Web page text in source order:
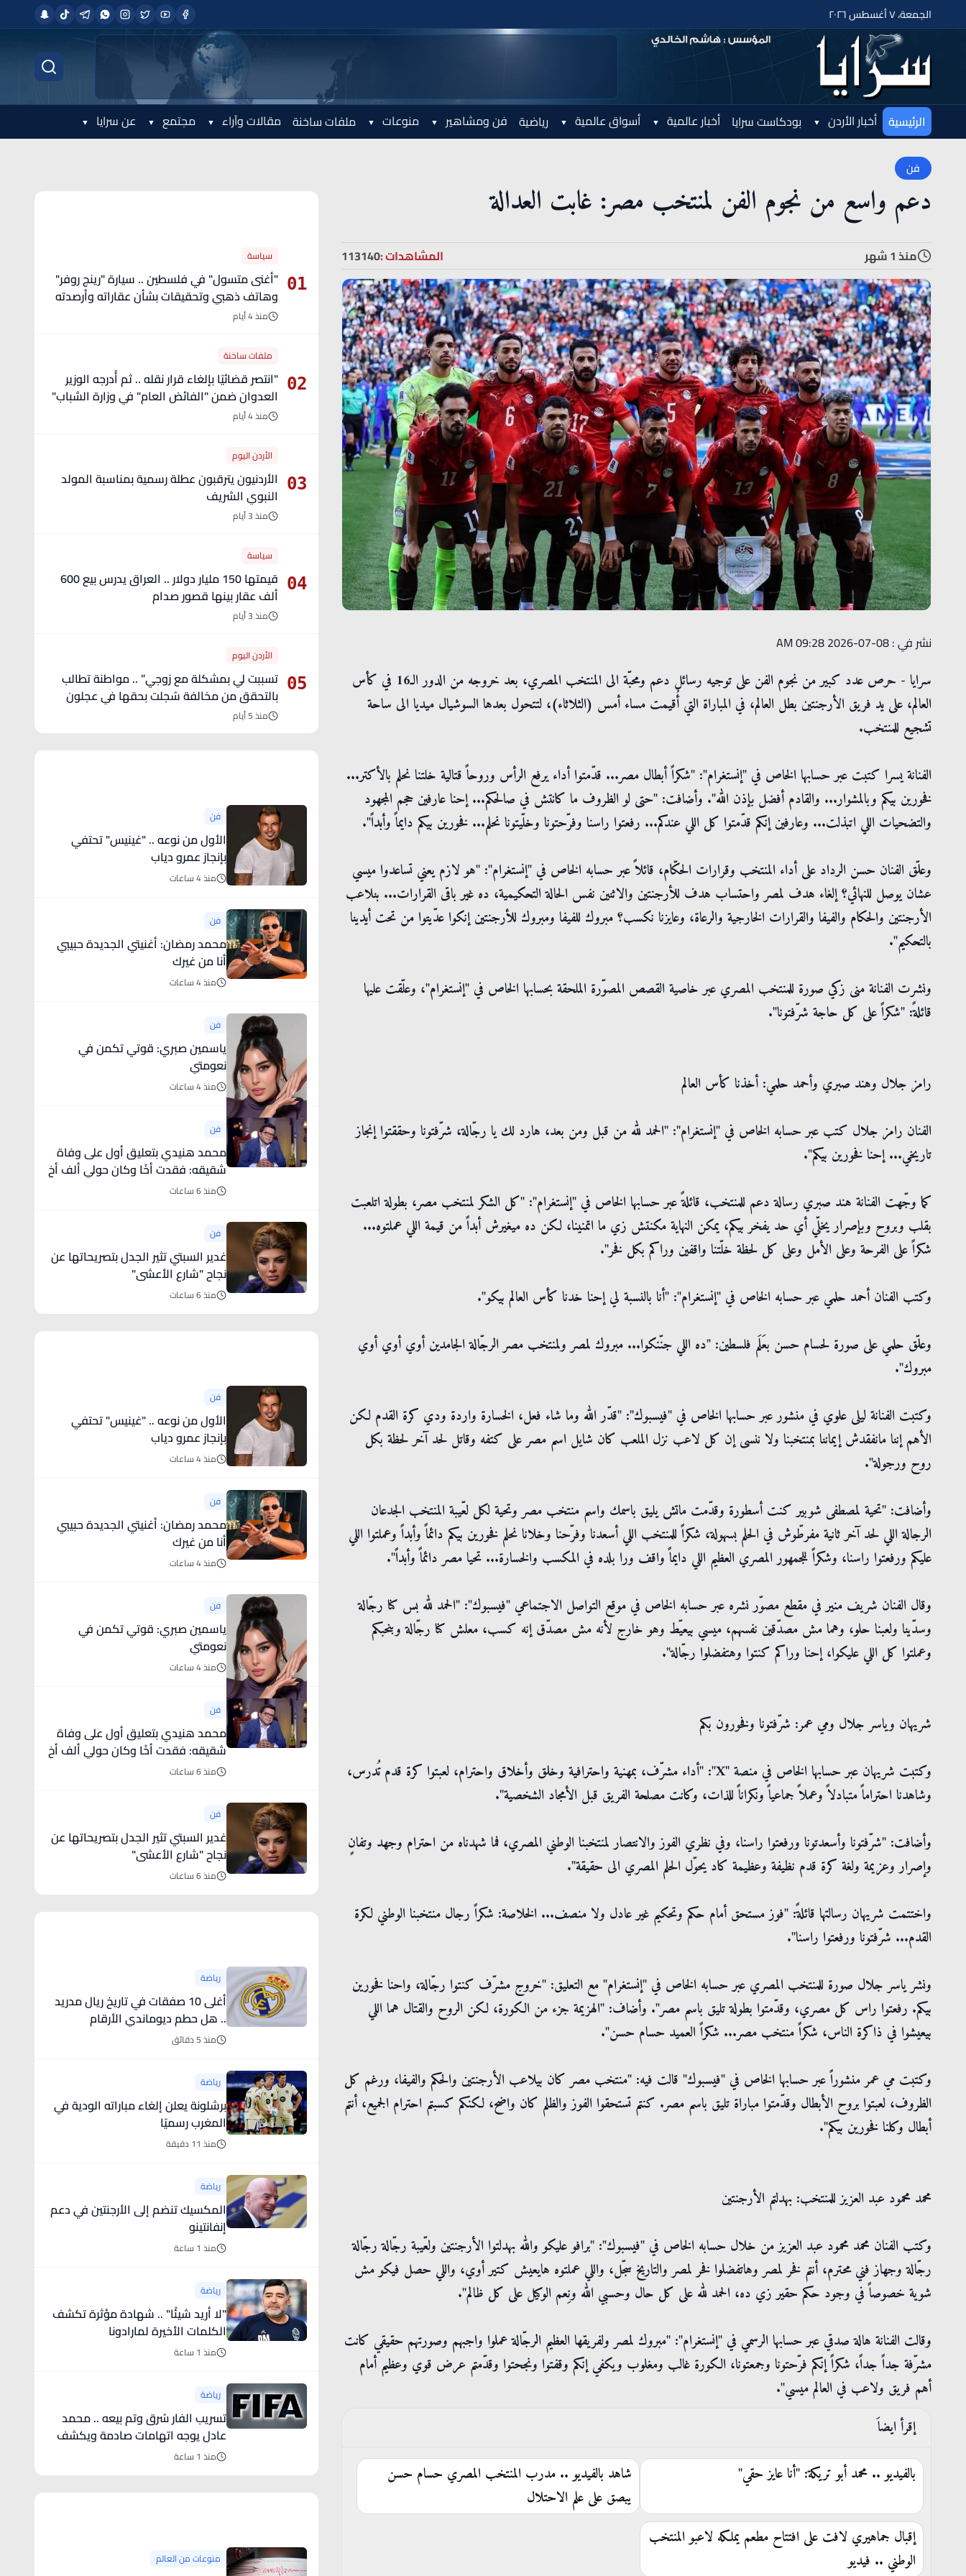
الجمعة، ٧ أغسطس ٢٠٢٦
الرئيسية أخبار الأردن بودكاست سرايا أخبار عالمية أسواق عالمية رياضية فن ومشاهير منوعات ملفات ساخنة مقالات وآراء مجتمع عن سرايا
فن
دعم واسع من نجوم الفن لمنتخب مصر: غابت العدالة
منذ 1 شهر المشاهدات :113140
نشر في : 08-07-2026 09:28 AM
سرايا - حرص عدد كبير من نجوم الفن على توجيه رسائل دعم ومحبّة الى المنتخب المصري، بعد خروجه من الدور الـ16 في كأس
العالم، على يد فريق الأرجنتين بطل العالم، في المباراة التي أُقيمت مساء أمس (الثلاثاء)، لتتحول بعدها السوشيال ميديا الى ساحة
تشجيع للمنتخب.
الفنانة يسرا كتبت عبر حسابها الخاص في "إنستغرام": "شكراً أبطال مصر... قدّمتوا أداء يرفع الرأس وروحاً قتالية خلتنا نحلم بالأكتر...
فخورين بيكم وبالمشوار... والقادم أفضل بإذن الله". وأضافت: "حتى لو الظروف ما كانتش في صالحكم... إحنا عارفين حجم المجهود
والتضحيات اللي اتبذلت... وعارفين إنكم قدّمتوا كل اللي عندكم... رفعتوا راسنا وفرّحتونا وخلّيتونا نحلم... فخورين بيكم دايماً وأبداً".
وعلّق الفنان حسن الرداد على أداء المنتخب وقرارات الحكّام، قائلاً عبر حسابه الخاص في "إنستغرام": "هو لازم يعني تساعدوا ميسي
عشان يوصل للنهائي؟ إلغاء هدف لمصر واحتساب هدف للأرجنتين والاثنين نفس الحالة التحكيمية، ده غير باقى القرارات... بنلاعب
الأرجنتين والحكام والفيفا والقرارات الخارجية والرعاة، وعايزنا نكسب؟ مبروك للفيفا ومبروك للأرجنتين إنكوا عدّيتوا من تحت أيدينا
بالتحكيم".
ونشرت الفنانة منى زكي صورة للمنتخب المصري عبر خاصية القصص المصوّرة الملحقة بحسابها الخاص في "إنستغرام"، وعلّقت عليها
قائلةً: "شكراً على كل حاجة شرّفتونا".
رامز جلال وهند صبري وأحمد حلمي: أخذنا كأس العالم
الفنان رامز جلال كتب عبر حسابه الخاص في "إنستغرام": "الحمد لله من قبل ومن بعد، هارد لك يا رجّالة، شرّفتونا وحققتوا إنجاز
تاريخي... إحنا فخورين بيكم".
كما وجّهت الفنانة هند صبري رسالة دعم للمنتخب، قائلةً عبر حسابها الخاص في "إنستغرام": "كل الشكر لمنتخب مصر، بطولة اتلعبت
بقلب وبروح وبإصرار يخلّي أي حد يفخر بيكم، يمكن النهاية مكنتش زي ما اتمنينا، لكن ده ميغيرش أبداً من قيمة اللي عملتوه...
شكراً على الفرحة وعلى الأمل وعلى كل لحظة خلّتنا واقفين وراكم بكل فخر".
وكتب الفنان أحمد حلمي عبر حسابه الخاص في "إنستغرام": "أنا بالنسبة لي إحنا خدنا كأس العالم بيكو".
وعلّق حلمي على صورة لحسام حسن بعَلَم فلسطين: "ده اللي جنّنكوا... مبروك لمصر ولمنتخب مصر الرجّالة الجامدين أوي أوي أوي
مبروك".
وكتبت الفنانة ليلى علوي في منشور عبر حسابها الخاص في "فيسبوك": "قدّر الله وما شاء فعل، الخسارة واردة ودي كرة القدم لكن
الأهم إننا مانفقدش إيماننا بمنتخبنا ولا ننسى إن كل لاعب نزل الملعب كان شايل اسم مصر على كتفه وقاتل لحد آخر لحظة بكل
روح ورجولة".
وأضافت: "تحية لمصطفى شوبير كنت أسطورة وقدّمت ماتش يليق باسمك واسم منتخب مصر وتحية لكل لعّيبة المنتخب الجدعان
الرجالة اللي لحد آخر ثانية مفرطّوش في الحلم بسهولة، شكراً للمنتخب اللي أسعدنا وفرّحنا وخلانا نحلم فخورين بيكم دائماً وأبداً وعملتوا اللي
عليكم ورفعتوا راسنا، وشكراً للجمهور المصري العظيم اللي دايماً واقف ورا بلده في المكسب والخسارة... تحيا مصر دائماً وأبداً".
وقال الفنان شريف منير في مقطع مصوّر نشره عبر حسابه الخاص في موقع التواصل الاجتماعي "فيسبوك": "الحمد لله بس كنا رجّالة
وسدّينا ولعبنا حلو، وهما مش مصدّقين نفسهم، ميسي بيعيّط وهو خارج لأنه مش مصدّق إنه كسب، معلش كنا رجّالة وبنحبكم
وعملتوا كل اللي عليكوا، إحنا وراكم كنتوا وهتفضلوا رجّالة".
شريهان وياسر جلال ومي عمر: شرّفتونا وفخورون بكم
وكتبت شريهان عبر حسابها الخاص في منصة "X": "أداء مشرّف، بمهنية واحترافية وخلق وأخلاق واحترام، لعبتوا كرة قدم تُدرس،
وشاهدنا احتراماً متبادلاً وعملاً جماعياً ونكراناً للذات، وكانت مصلحة الفريق قبل الأمجاد الشخصية".
وأضافت: "شرّفتونا وأسعدتونا ورفعتوا راسنا، وفي نظري الفوز والانتصار لمنتخبنا الوطني المصري، فما شهدناه من احترام وجهد وتفانٍ
وإصرار وعزيمة ولغة كرة قدم نظيفة وعظيمة كاد يحوّل الحلم المصري الى حقيقة".
واختتمت شريهان رسالتها قائلةً: "فوز مستحق أمام حكم وتحكيم غير عادل ولا منصف... الخلاصة: شكراً رجال منتخبنا الوطني لكرة
القدم... شرّفتونا ورفعتوا راسنا".
ونشر ياسر جلال صورة للمنتخب المصري عبر حسابه الخاص في "إنستغرام" مع التعليق: "خروج مشرّف كنتوا رجّالة، واحنا فخورين
بيكم. رفعتوا راس كل مصري، وقدّمتوا بطولة تليق باسم مصر". وأضاف: "الهزيمة جزء من الكورة، لكن الروح والقتال هما اللي
بيعيشوا في ذاكرة الناس، شكراً منتخب مصر... شكراً العميد حسام حسن".
وكتبت مي عمر منشوراً عبر حسابها الخاص في "فيسبوك" قالت فيه: "منتخب مصر كان بيلاعب الأرجنتين والحكم والفيفا، ورغم كل
الظروف، لعبتوا بروح الأبطال وقدّمتوا مباراة تليق باسم مصر. كنتم تستحقوا الفوز والظلم كان واضح، لكنكم كسبتم احترام الجميع، أنتم
أبطال وكلنا فخورين بيكم".
محمد محمود عبد العزيز للمنتخب: بهدلتم الأرجنتين
وكتب الفنان محمد محمود عبد العزيز من خلال حسابه الخاص في "فيسبوك": "برافو عليكو والله بهدلتوا الأرجنتين ولعّيبة رجّالة رجّالة
رجّالة وجهاز فني محترم، أنتم فخر لمصر وهاتفضلوا فخر لمصر والتاريخ سجّل، واللي عملتوه هايعيش كتير أوي، واللي حصل فيكو مش
شوية خصوصاً في وجود حكم حقير زي ده، الحمد لله على كل حال وحسبي الله ونِعم الوكيل على كل ظالم".
وقالت الفنانة هالة صدقي عبر حسابها الرسمي في "إنستغرام": "مبروك لمصر ولفريقها العظيم الرجّالة عملوا واجبهم وصورتهم حقيقي كانت
مشرّفة جداً جداً، شكراً إنكم فرّحتونا وجمعتونا، الكورة غالب ومغلوب ويكفي إنكم وقفتوا ونجحتوا وقدّمتم عرض قوي وعظيم أمام
أهم فريق ولاعب في العالم ميسي".
إقرأ ايضاَ
بالفيديو .. محمد أبو تريكة: "أنا عايز حقي"
شاهد بالفيديو .. مدرب المنتخب المصري حسام حسن
يبصق على علم الاحتلال
إقبال جماهيري لافت على افتتاح مطعم يملكه لاعبو المنتخب
الوطني .. فيديو
01
سياسة
"أغنى متسول" في فلسطين .. سيارة "رينج روفر"
وهاتف ذهبي وتحقيقات بشأن عقاراته وأرصدته
منذ 4 أيام
02
ملفات ساخنة
"انتصر قضائيًا بإلغاء قرار نقله .. ثم أُدرجه الوزير
العدوان ضمن "الفائض العام" في وزارة الشباب"
- تفاصيل
منذ 4 أيام
03
الأردن اليوم
الأردنيون يترقبون عطلة رسمية بمناسبة المولد
النبوي الشريف
منذ 3 أيام
04
سياسة
قيمتها 150 مليار دولار .. العراق يدرس بيع 600
ألف عقار بينها قصور صدام
منذ 3 أيام
05
الأردن اليوم
تسببت لي بمشكلة مع زوجي” .. مواطنة تطالب
بالتحقق من مخالفة سُجلت بحقها في عجلون
منذ 5 أيام
فن
الأول من نوعه .. "غينيس" تحتفي
بإنجاز عمرو دياب
منذ 4 ساعات
فن
محمد رمضان: أغنيتي الجديدة حبيبي
أنا من غيرك
منذ 4 ساعات
فن
ياسمين صبري: قوتي تكمن في
نعومتي
منذ 4 ساعات
فن
محمد هنيدي بتعليق أول على وفاة
شقيقه: فقدت أخًا وكان حولي ألف أخ
منذ 6 ساعات
فن
غدير السبتي تثير الجدل بتصريحاتها عن
نجاح "شارع الأعشى"
منذ 6 ساعات
فن
الأول من نوعه .. "غينيس" تحتفي
بإنجاز عمرو دياب
منذ 4 ساعات
فن
محمد رمضان: أغنيتي الجديدة حبيبي
أنا من غيرك
منذ 4 ساعات
فن
ياسمين صبري: قوتي تكمن في
نعومتي
منذ 4 ساعات
فن
محمد هنيدي بتعليق أول على وفاة
شقيقه: فقدت أخًا وكان حولي ألف أخ
منذ 6 ساعات
فن
غدير السبتي تثير الجدل بتصريحاتها عن
نجاح "شارع الأعشى"
منذ 6 ساعات
رياضة
أغلى 10 صفقات في تاريخ ريال مدريد
.. هل حطم ديوماندي الأرقام
القياسية؟
منذ 5 دقائق
رياضة
برشلونة يعلن إلغاء مباراته الودية في
المغرب رسميًا
منذ 11 دقيقة
رياضة
المكسيك تنضم إلى الأرجنتين في دعم
إنفانتينو
منذ 1 ساعة
رياضة
"لا أريد شيئًا" .. شهادة مؤثرة تكشف
الكلمات الأخيرة لمارادونا
منذ 1 ساعة
رياضة
تسريب الفار سُرق وتم بيعه .. محمد
عادل يوجه اتهامات صادمة ويكشف
سر ابتعاده عن التحكيم
منذ 1 ساعة
منوعات من العالم